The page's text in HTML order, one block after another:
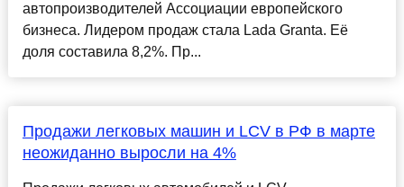
автопроизводителей Ассоциации европейского
бизнеса. Лидером продаж стала Lada Granta. Её
доля составила 8,2%. Пр...
Продажи легковых машин и LCV в РФ в марте
неожиданно выросли на 4%